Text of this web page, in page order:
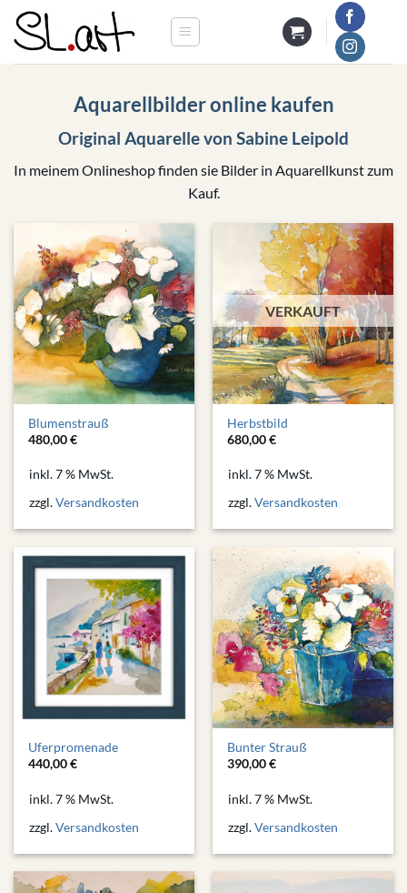
Zum
Inhalt
springen
Aquarellbilder online kaufen
Original Aquarelle von Sabine Leipold
In meinem Onlineshop finden sie Bilder in Aquarellkunst zum
Kauf.
Blumenstrauß
480,00€
inkl. 7 % MwSt.
zzgl.Versandkosten
VERKAUFT
Herbstbild
680,00€
inkl. 7 % MwSt.
zzgl.Versandkosten
Uferpromenade
440,00€
inkl. 7 % MwSt.
zzgl.Versandkosten
Bunter Strauß
390,00€
inkl. 7 % MwSt.
zzgl.Versandkosten